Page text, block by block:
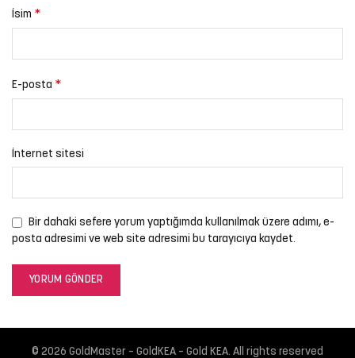
İsim *
E-posta *
İnternet sitesi
Bir dahaki sefere yorum yaptığımda kullanılmak üzere adımı, e-
posta adresimi ve web site adresimi bu tarayıcıya kaydet.
© 2026 GoldMaster – GoldKEA – Gold KEA. All rights reserved